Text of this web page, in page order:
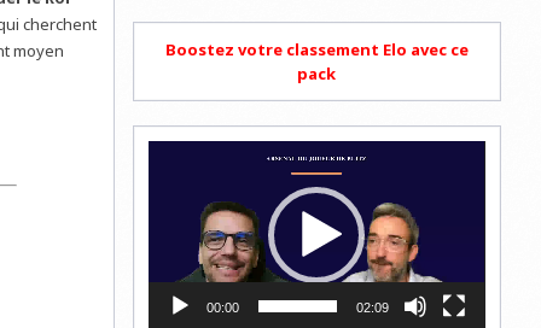
cherchent
moyen
Boostez votre classement Elo avec ce
pack
00:00 02:09